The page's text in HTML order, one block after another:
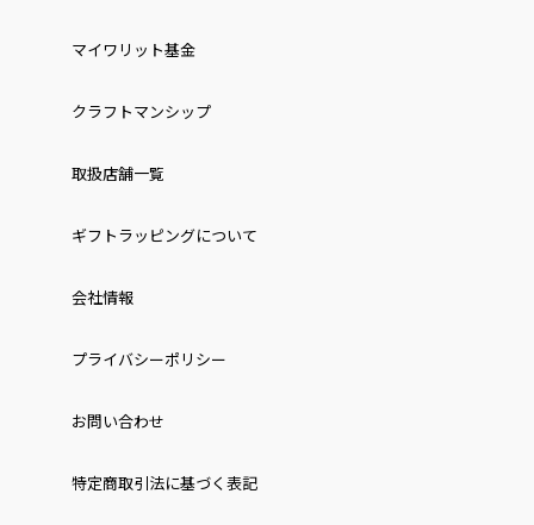
マイワリット基金
クラフトマンシップ
取扱店舗一覧
ギフトラッピングについて
会社情報
プライバシーポリシー
お問い合わせ
特定商取引法に基づく表記